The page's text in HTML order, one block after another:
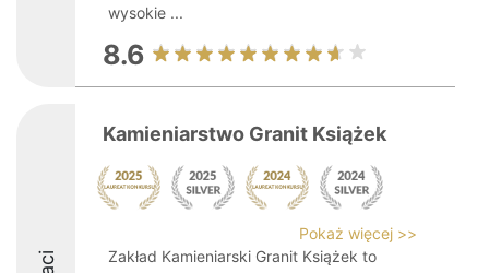
wysokie ...
8.6
Kamieniarstwo Granit Książek
Pokaż więcej >>
Zakład Kamieniarski Granit Książek to